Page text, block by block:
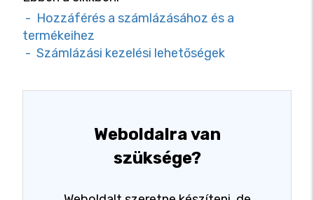
- Hozzáférés a számlázásához és a
termékeihez
- Számlázási kezelési lehetőségek
Weboldalra van
szüksége?